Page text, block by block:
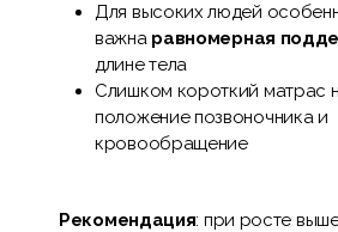
Для высоких людей
важна равномерная
длине тела
Слишком короткий матрас
положение позвоночника и
кровообращение
Рекомендация: при росте